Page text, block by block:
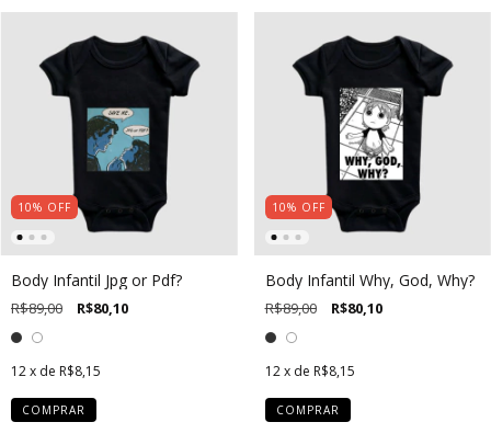
10% OFF
Body Infantil Jpg or Pdf?
R$89,00 R$80,10
12x de R$8,15
COMPRAR
10% OFF
Body Infantil Why, God, Why?
R$89,00 R$80,10
12 x de R$8,15
COMPRAR